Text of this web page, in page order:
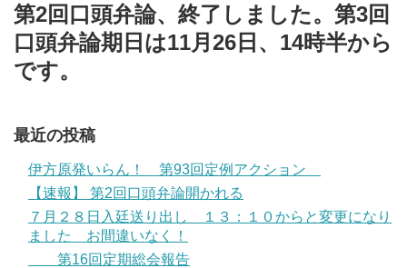
第2回口頭弁論、終了しました。第3回
口頭弁論期日は11月26日、14時半から
です。
最近の投稿
伊方原発いらん！ 第93回定例アクション
【速報】 第2回口頭弁論開かれる
７月２８日入廷送り出し １３：１０からと変更になり
ました お間違いなく！
第16回定期総会報告